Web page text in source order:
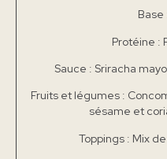
Base
Protéine :
Sauce : Sriracha
Fruits et légumes :
sésame et
Toppings : Mix